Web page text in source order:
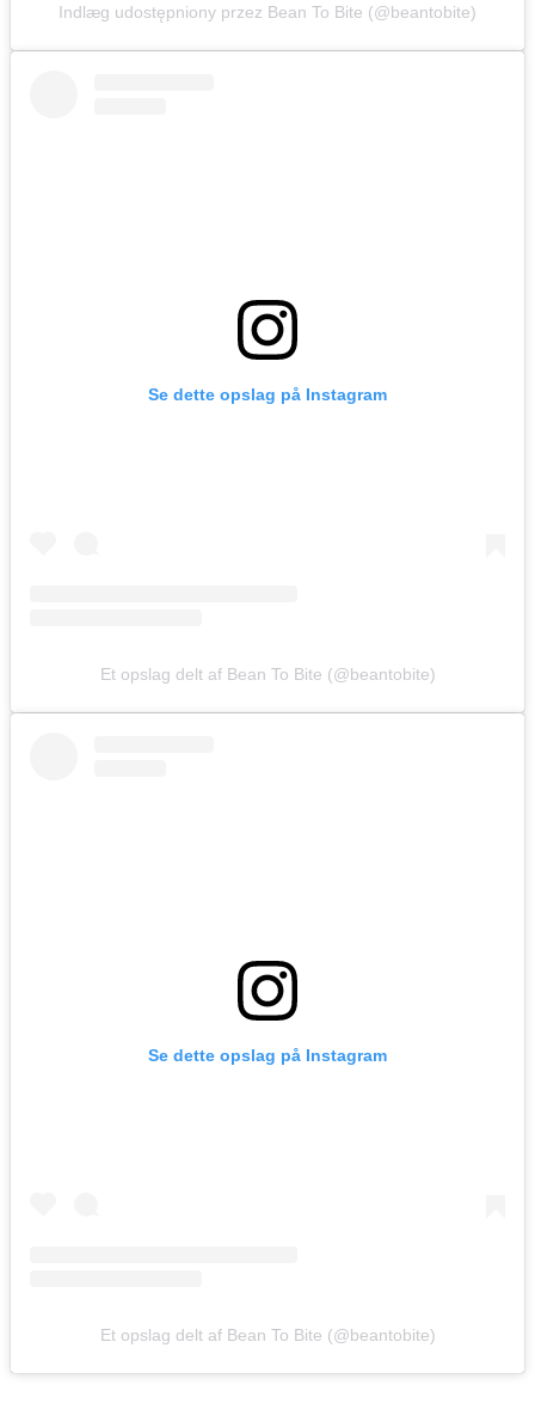
Indlæg udostępniony przez Bean To Bite (@beantobite)
Se dette opslag på Instagram
Et opslag delt af Bean To Bite (@beantobite)
Se dette opslag på Instagram
Et opslag delt af Bean To Bite (@beantobite)